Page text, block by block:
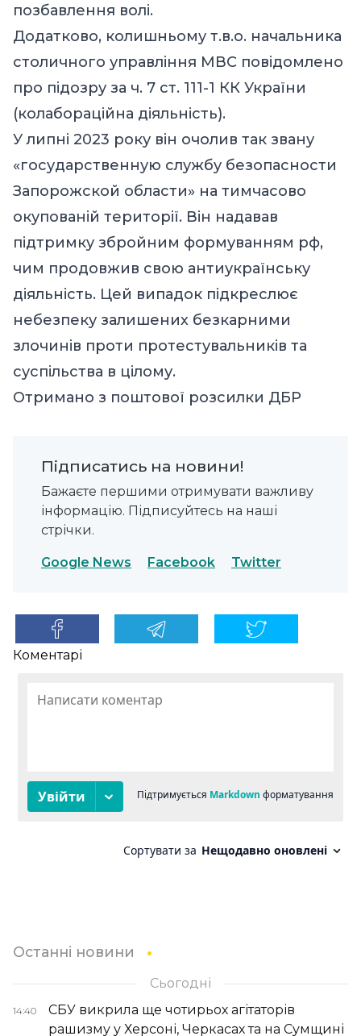
позбавлення волі.
Додатково, колишньому т.в.о. начальника
столичного управління МВС повідомлено
про підозру за ч. 7 ст. 111-1 КК України
(колабораційна діяльність).
У липні 2023 року він очолив так звану
«государственную службу безопасности
Запорожской области» на тимчасово
окупованій території. Він надавав
підтримку збройним формуванням рф,
чим продовжив свою антиукраїнську
діяльність. Цей випадок підкреслює
небезпеку залишених безкарними
злочинів проти протестувальників та
суспільства в цілому.
Отримано з поштової розсилки ДБР
Підписатись на новини!
Бажаєте першими отримувати важливу
інформацію. Підписуйтесь на наші
стрічки.
Google News Facebook Twitter
Коментарі
Останні новини
Сьогодні
14:40
СБУ викрила ще чотирьох агітаторів
рашизму у Херсоні, Черкасах та на Сумщині